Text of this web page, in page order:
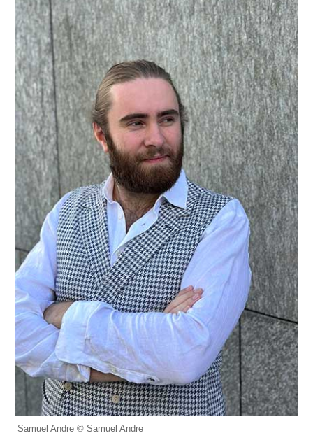
Samuel Andre © Samuel Andre